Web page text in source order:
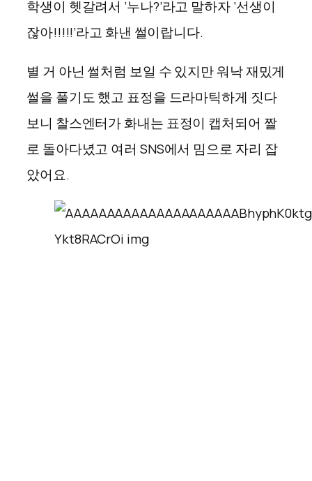
학생이 헷갈려서 ‘누나?’라고 말하자 ‘선생이
잖아!!!!!’라고 화낸 썰이랍니다.
별 거 아닌 썰처럼 보일 수 있지만 워낙 재밌게
썰을 풀기도 했고 표정을 드라마틱하게 짓다
보니 찰스엔터가 화내는 표정이 캡처되어 짤
로 돌아다녔고 여러 SNS에서 밈으로 자리 잡
았어요.